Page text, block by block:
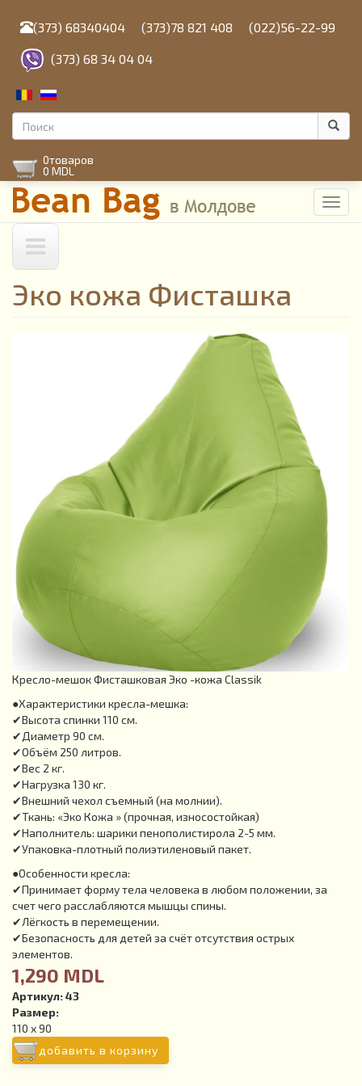
содержанию
(373) 68340404 (373)78 821 408 (022)56-22-99
(373) 68 34 04 04
Форма
поиска
0товаров
0 MDL
Эко кожа Фисташка
Кресло-мешок Фисташковая Эко -кожа Classik
●Характеристики кресла-мешка:
✔Высота спинки 110 см.
✔Диаметр 90 см.
✔Объём 250 литров.
✔Вес 2 кг.
✔Нагрузка 130 кг.
✔Внешний чехол съемный (на молнии).
✔Ткань: «Эко Кожа » (прочная, износостойкая)
✔Наполнитель: шарики пенополистирола 2-5 мм.
✔Упаковка-плотный полиэтиленовый пакет.
●Особенности кресла:
✔Принимает форму тела человека в любом положении, за
счет чего расслабляются мышцы спины.
✔Лёгкость в перемещении.
✔Безопасность для детей за счёт отсутствия острых
элементов.
1,290 MDL
Артикул: 43
Размер:
110 x 90
добавить в корзину